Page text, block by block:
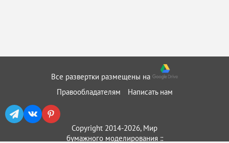
Все развертки размещены на
Правообладателям
Написать нам
Copyright 2014-2026, Мир
бумажного моделирования ::